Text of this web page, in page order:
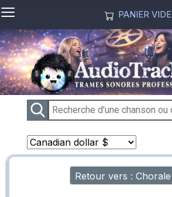
≡ PANIER VIDE
Retour vers : Chorale